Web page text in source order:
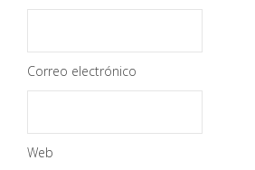
Correo electrónico
Web